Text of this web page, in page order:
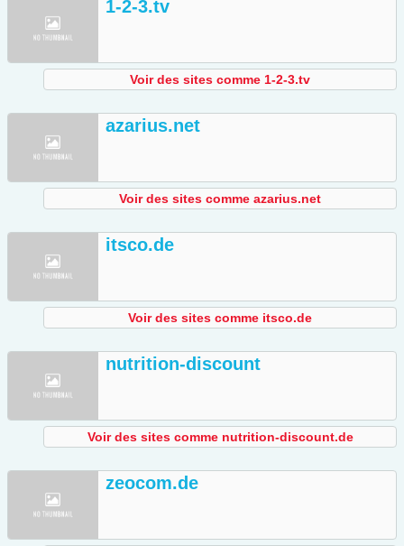
1-2-3.tv
Voir des sites comme 1-2-3.tv
azarius.net
Voir des sites comme azarius.net
itsco.de
Voir des sites comme itsco.de
nutrition-discount
Voir des sites comme nutrition-discount.de
zeocom.de